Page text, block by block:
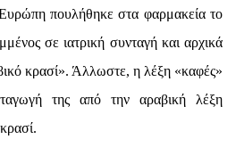
πουλήθηκε στα φαρμακεία το
σε ιατρική συνταγή και αρχικά
κρασί». Άλλωστε, η λέξη «καφές»
της από την αραβική λέξη